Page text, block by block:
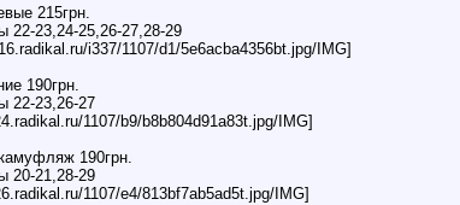
215грн.
22-23,24-25,26-27,28-29
i337/1107/d1/5e6acba4356bt.jpg/IMG]
190грн.
22-23,26-27
1107/b9/b8b804d91a83t.jpg/IMG]
190грн.
20-21,28-29
1107/e4/813bf7ab5ad5t.jpg/IMG]